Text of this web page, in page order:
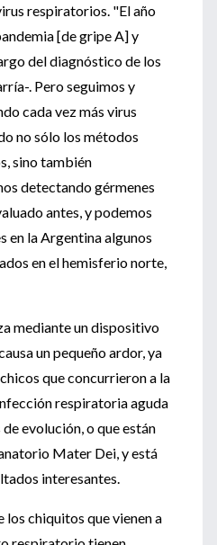
respiratorios. "El año
[de gripe A] y
del diagnóstico de los
. Pero seguimos y
cada vez más virus
no sólo los métodos
sino también
detectando gérmenes
antes, y podemos
en la Argentina algunos
en el hemisferio norte,
mediante un dispositivo
un pequeño ardor, ya
que concurrieron a la
respiratoria aguda
evolución, o que están
Mater Dei, y está
interesantes.
los chiquitos que vienen a